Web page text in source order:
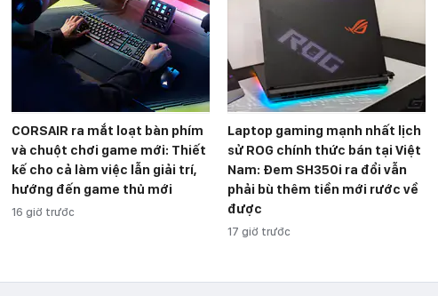
CORSAIR ra mắt loạt bàn phím
và chuột chơi game mới: Thiết
kế cho cả làm việc lẫn giải trí,
hướng đến game thủ mới
16 giờ trước
Laptop gaming mạnh nhất lịch
sử ROG chính thức bán tại Việt
Nam: Đem SH350i ra đổi vẫn
phải bù thêm tiền mới rước về
được
17 giờ trước